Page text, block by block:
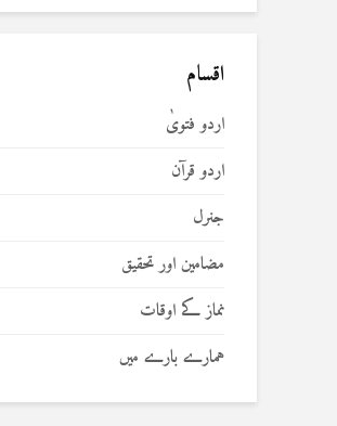
اقسام
اردو فتویٰ
اردو قرآن
جنرل
مضامین اور تحقیق
نماز کے اوقات
ہمارے بارے میں